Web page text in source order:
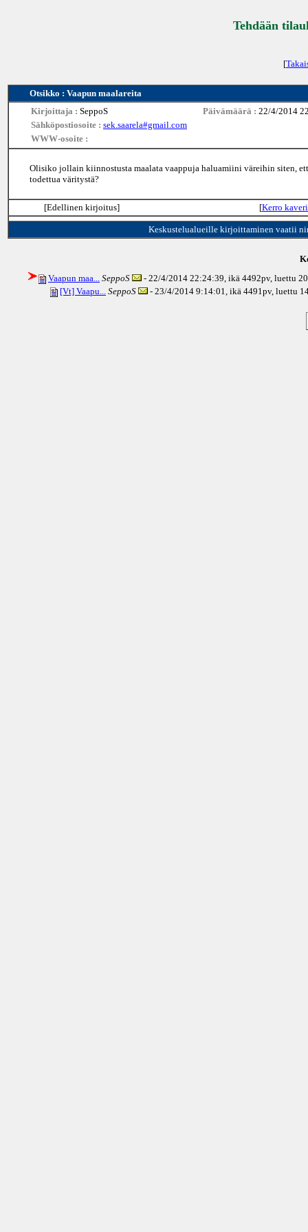
Tehdään
[
Otsikko : Vaapun maalareita
Kirjoittaja : SeppoS Päivämäärä : 22/4/2014
Sähköpostiosoite : sek.saarela#gmail.com
WWW-osoite :
Olisiko jollain kiinnostusta maalata vaappuja haluamiini väreihin siten,
todettua väritystä?
[Edellinen kirjoitus] [Kerro
Keskustelualueille kirjoittaminen vaatii
Vaapun maa... SeppoS - 22/4/2014 22:24:39, ikä 4492pv, luettu
[Vt] Vaapu... SeppoS - 23/4/2014 9:14:01, ikä 4491pv, luettu